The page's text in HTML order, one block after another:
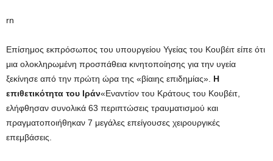
rn
Επίσημος εκπρόσωπος του υπουργείου Υγείας του Κουβέιτ είπε ότι
μια ολοκληρωμένη προσπάθεια κινητοποίησης για την υγεία
ξεκίνησε από την πρώτη ώρα της «βίαιης επιδημίας». Η
επιθετικότητα του Ιράν«Εναντίον του Κράτους του Κουβέιτ,
ελήφθησαν συνολικά 63 περιπτώσεις τραυματισμού και
πραγματοποιήθηκαν 7 μεγάλες επείγουσες χειρουργικές
επεμβάσεις.